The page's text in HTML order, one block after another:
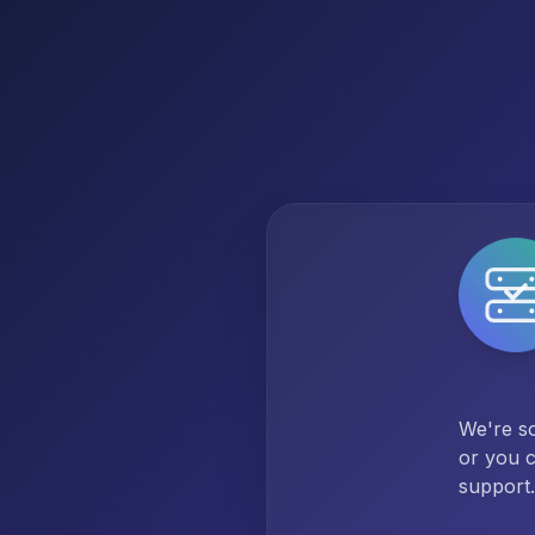
We're
or you
support.